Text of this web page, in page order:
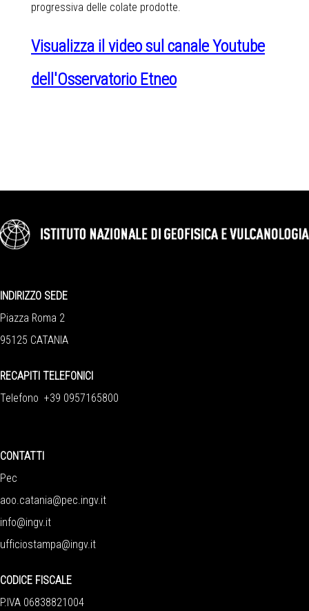
progressiva delle colate prodotte.
Visualizza il video sul canale Youtube
dell'Osservatorio Etneo
INDIRIZZO SEDE
Piazza Roma 2
95125 CATANIA
RECAPITI TELEFONICI
Telefono +39 0957165800
CONTATTI
Pec
aoo.catania@pec.ingv.it
info@ingv.it
ufficiostampa@ingv.it
CODICE FISCALE
P.IVA 06838821004